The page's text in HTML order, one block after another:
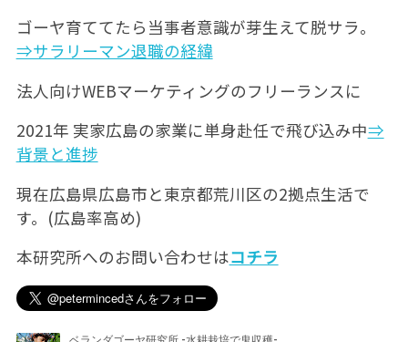
ゴーヤ育ててたら当事者意識が芽生えて脱サラ。
⇒サラリーマン退職の経緯
法人向けWEBマーケティングのフリーランスに
2021年 実家広島の家業に単身赴任で飛び込み中⇒
背景と進捗
現在広島県広島市と東京都荒川区の2拠点生活で
す。(広島率高め)
本研究所へのお問い合わせはコチラ